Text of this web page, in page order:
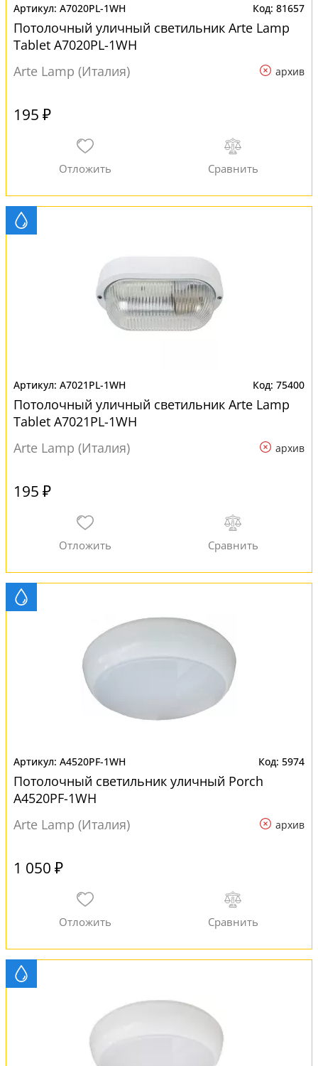
A7020PL-1WH 81657
Потолочный уличный светильник Arte Lamp
Tablet A7020PL-1WH
Arte Lamp (Италия)
архив
195 ₽
A7021PL-1WH 75400
Потолочный уличный светильник Arte Lamp
Tablet A7021PL-1WH
Arte Lamp (Италия)
архив
195 ₽
A4520PF-1WH 5974
Потолочный светильник уличный Porch
A4520PF-1WH
Arte Lamp (Италия)
архив
1 050 ₽